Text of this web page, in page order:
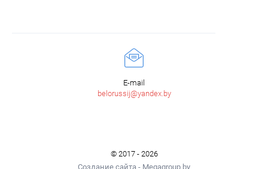
E-mail
belorussij@yandex.by
© 2017 - 2026
Создание сайта - Megagroup.by